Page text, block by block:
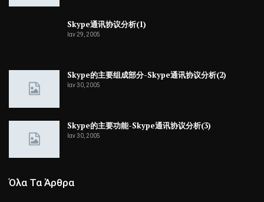
Skype通讯协议分析(1)
Ιαν 29, 2005
Skype的主要组成部分-Skype通讯协议分析(2)
Ιαν 30, 2005
Skype的主要功能-Skype通讯协议分析(3)
Ιαν 30, 2005
Όλα Τα Άρθρα